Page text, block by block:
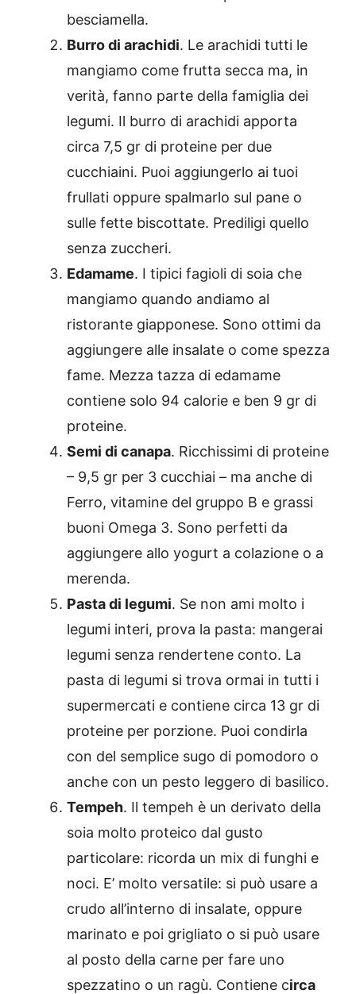
besciamella.
Burro di arachidi. Le arachidi tutti le
mangiamo come frutta secca ma, in
verità, fanno parte della famiglia dei
legumi. Il burro di arachidi apporta
circa 7,5 gr di proteine per due
cucchiaini. Puoi aggiungerlo ai tuoi
frullati oppure spalmarlo sul pane o
sulle fette biscottate. Prediligi quello
senza zuccheri.
Edamame. I tipici fagioli di soia che
mangiamo quando andiamo al
ristorante giapponese. Sono ottimi da
aggiungere alle insalate o come spezza
fame. Mezza tazza di edamame
contiene solo 94 calorie e ben 9 gr di
proteine.
Semi di canapa. Ricchissimi di proteine
– 9,5 gr per 3 cucchiai – ma anche di
Ferro, vitamine del gruppo B e grassi
buoni Omega 3. Sono perfetti da
aggiungere allo yogurt a colazione o a
merenda.
Pasta di legumi. Se non ami molto i
legumi interi, prova la pasta: mangerai
legumi senza rendertene conto. La
pasta di legumi si trova ormai in tutti i
supermercati e contiene circa 13 gr di
proteine per porzione. Puoi condirla
con del semplice sugo di pomodoro o
anche con un pesto leggero di basilico.
Tempeh. Il tempeh è un derivato della
soia molto proteico dal gusto
particolare: ricorda un mix di funghi e
noci. E’ molto versatile: si può usare a
crudo all’interno di insalate, oppure
marinato e poi grigliato o si può usare
al posto della carne per fare uno
spezzatino o un ragù. Contiene circa